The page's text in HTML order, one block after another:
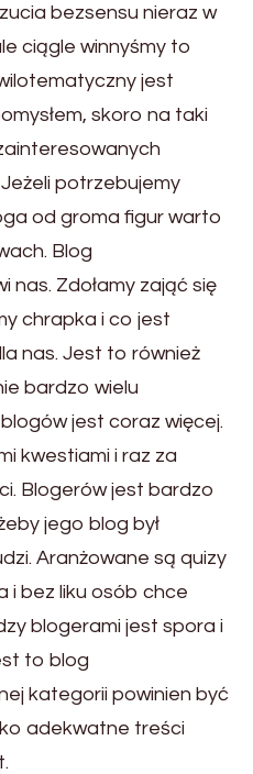
bezsensu nieraz w
ciągle winnyśmy to
jest
skoro na taki
potrzebujemy
od groma figur warto
Blog
nas. Zdołamy zająć się
chrapka i co jest
nas. Jest to również
bardzo wielu
jest coraz więcej.
kwestiami i raz za
Blogerów jest bardzo
jego blog był
Aranżowane są quizy
i bez liku osób chce
blogerami jest spora i
to blog
kategorii powinien być
adekwatne treści